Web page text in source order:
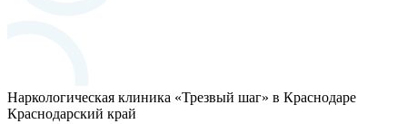
Наркологическая клиника «Трезвый шаг» в Краснодаре
Краснодарский край